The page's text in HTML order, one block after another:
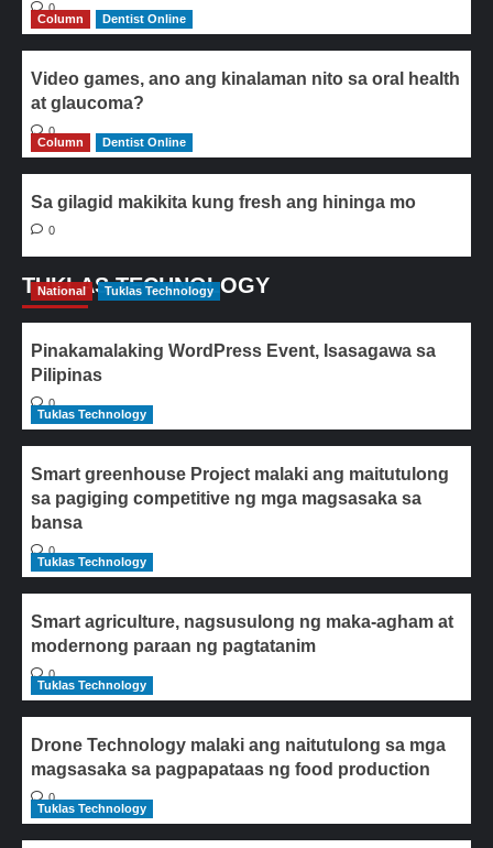
0
Column
Dentist Online
Video games, ano ang kinalaman nito sa oral health
at glaucoma?
0
Column
Dentist Online
Sa gilagid makikita kung fresh ang hininga mo
0
TUKLAS TECHNOLOGY
National Tuklas Technology
Pinakamalaking WordPress Event, Isasagawa sa
Pilipinas
0
Tuklas Technology
Smart greenhouse Project malaki ang maitutulong
sa pagiging competitive ng mga magsasaka sa
bansa
0
Tuklas Technology
Smart agriculture, nagsusulong ng maka-agham at
modernong paraan ng pagtatanim
0
Tuklas Technology
Drone Technology malaki ang naitutulong sa mga
magsasaka sa pagpapataas ng food production
0
Tuklas Technology